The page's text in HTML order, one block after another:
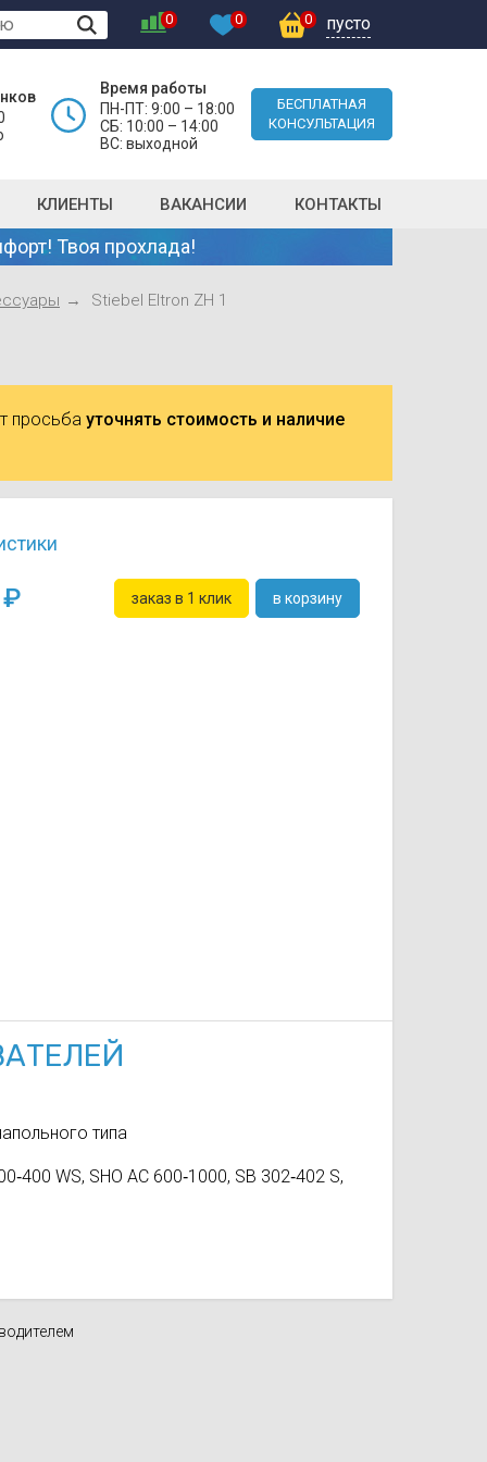
0 0 0 пусто
Время работы
ПН-ПТ: 9:00 – 18:00
СБ: 10:00 – 14:00
ВС: выходной
БЕСПЛАТНАЯ
КОНСУЛЬТАЦИЯ
КЛИЕНТЫ ВАКАНСИИ КОНТАКТЫ
Твоя прохлада!
Stiebel Eltron ZH 1
просьба уточнять стоимость и наличие
заказ в 1 клик в корзину
типа
WS, SHO АС 600‑1000, SB 302‑402 S,